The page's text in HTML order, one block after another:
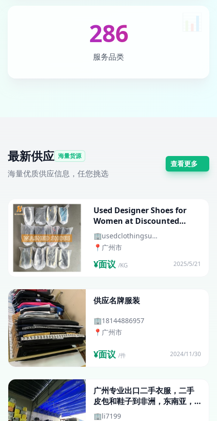
286
服务品类
📊
最新供应 海量货源
海量优质供应信息，任您挑选
查看更多
Used Designer Shoes for
Women at Discounted
Prices Wholesale Used
Shoes Suppliers Washed
Shoes
🏢
usedclothingsupplier
📍 广州市
¥面议 /KG 2025/5/21
供应名牌服装
🏢18144886957
📍 广州市
¥面议 /件 2024/11/30
广州专业出口二手衣服，二手
皮包和鞋子到非洲，东南亚，
中东市场
🏢li7199